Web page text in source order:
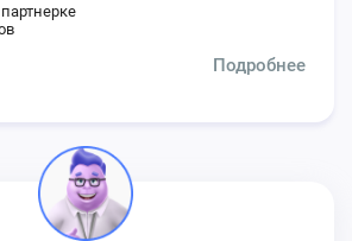
Подробнее